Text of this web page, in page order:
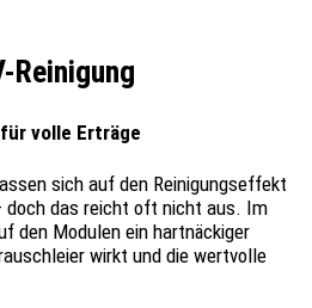
Reinigung
volle Erträge
sich auf den Reinigungseffekt
doch das reicht oft nicht aus. Im
den Modulen ein hartnäckiger
wirkt und die wertvolle